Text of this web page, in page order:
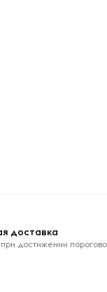
доставка
достижении